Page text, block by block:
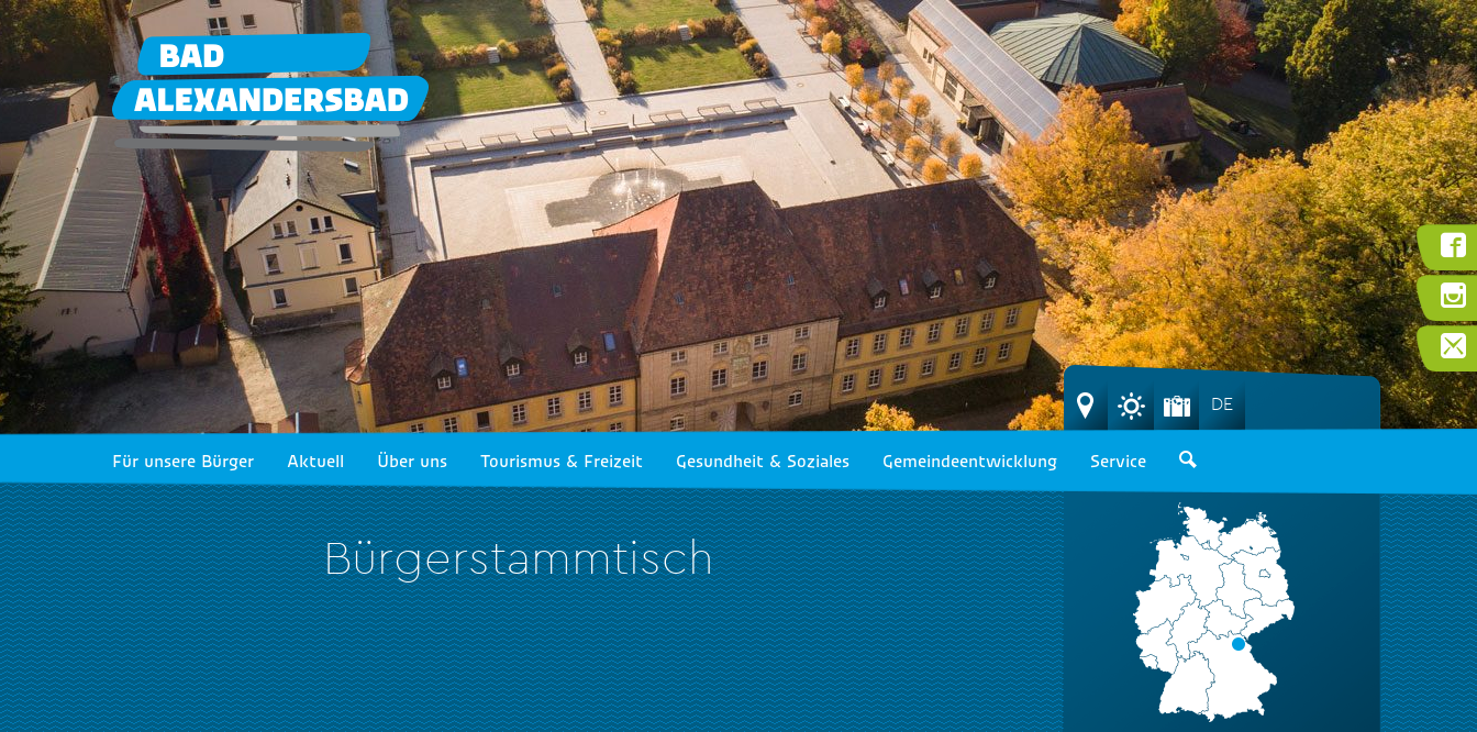
Für unsere Bürger Aktuell Über uns Tourismus & Freizeit Gesundheit & Soziales Gemeindeentwicklung Service
Bürgerstammtisch
DE